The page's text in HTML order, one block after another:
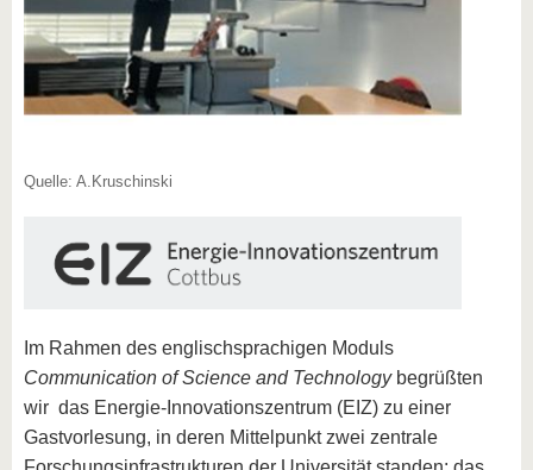
Quelle: A.Kruschinski
Im Rahmen des englischsprachigen Moduls
Communication of Science and Technologybegrüßten
wir das Energie-Innovationszentrum (EIZ) zu einer
Gastvorlesung, in deren Mittelpunkt zwei zentrale